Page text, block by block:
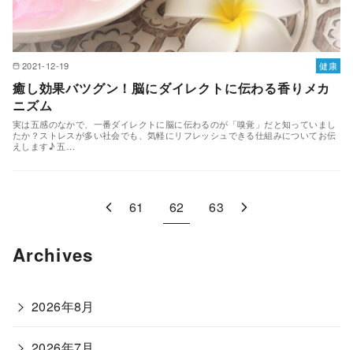
2021-12-19 健康
癒し効果バツグン！脳にダイレクトに伝わる香りメカ
ニズム
実は五感のなかで、一番ダイレクトに脳に伝わるのが「嗅覚」だと知っていまし
たか？ストレスが多い社会でも、気軽にリフレッシュできる仕組みについてお伝
えします♪ 五…
61 62 63
Archives
2026年8月